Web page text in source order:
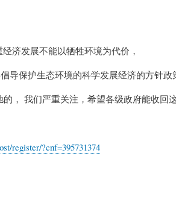
济发展不能以牺牲环境为代价，
导保护生态环境的科学发展经济的方针政
， 我们严重关注，希望各级政府能收回
register/?cnf=395731374